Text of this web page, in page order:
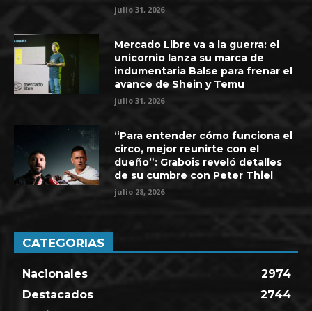
julio 31, 2026
Mercado Libre va a la guerra: el
unicornio lanza su marca de
indumentaria Balse para frenar el
avance de Shein y Temu
julio 31, 2026
“Para entender cómo funciona el
circo, mejor reunirte con el
dueño”: Grabois reveló detalles
de su cumbre con Peter Thiel
julio 28, 2026
CATEGORIAS
Nacionales
2974
Destacados
2744